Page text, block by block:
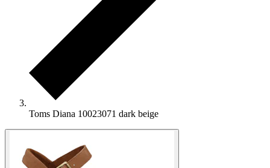
Toms Diana 10023071 dark beige